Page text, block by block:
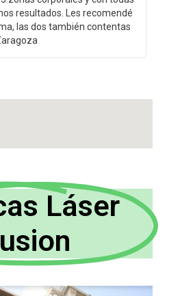
resultados. Les recomendé
las dos también contentas
Láser